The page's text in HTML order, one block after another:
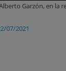
Garzón, en la
07/2021